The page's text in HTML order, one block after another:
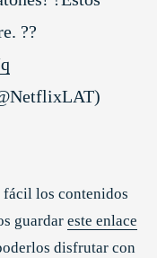
??
fácil los contenidos
guardar este enlace
disfrutar con